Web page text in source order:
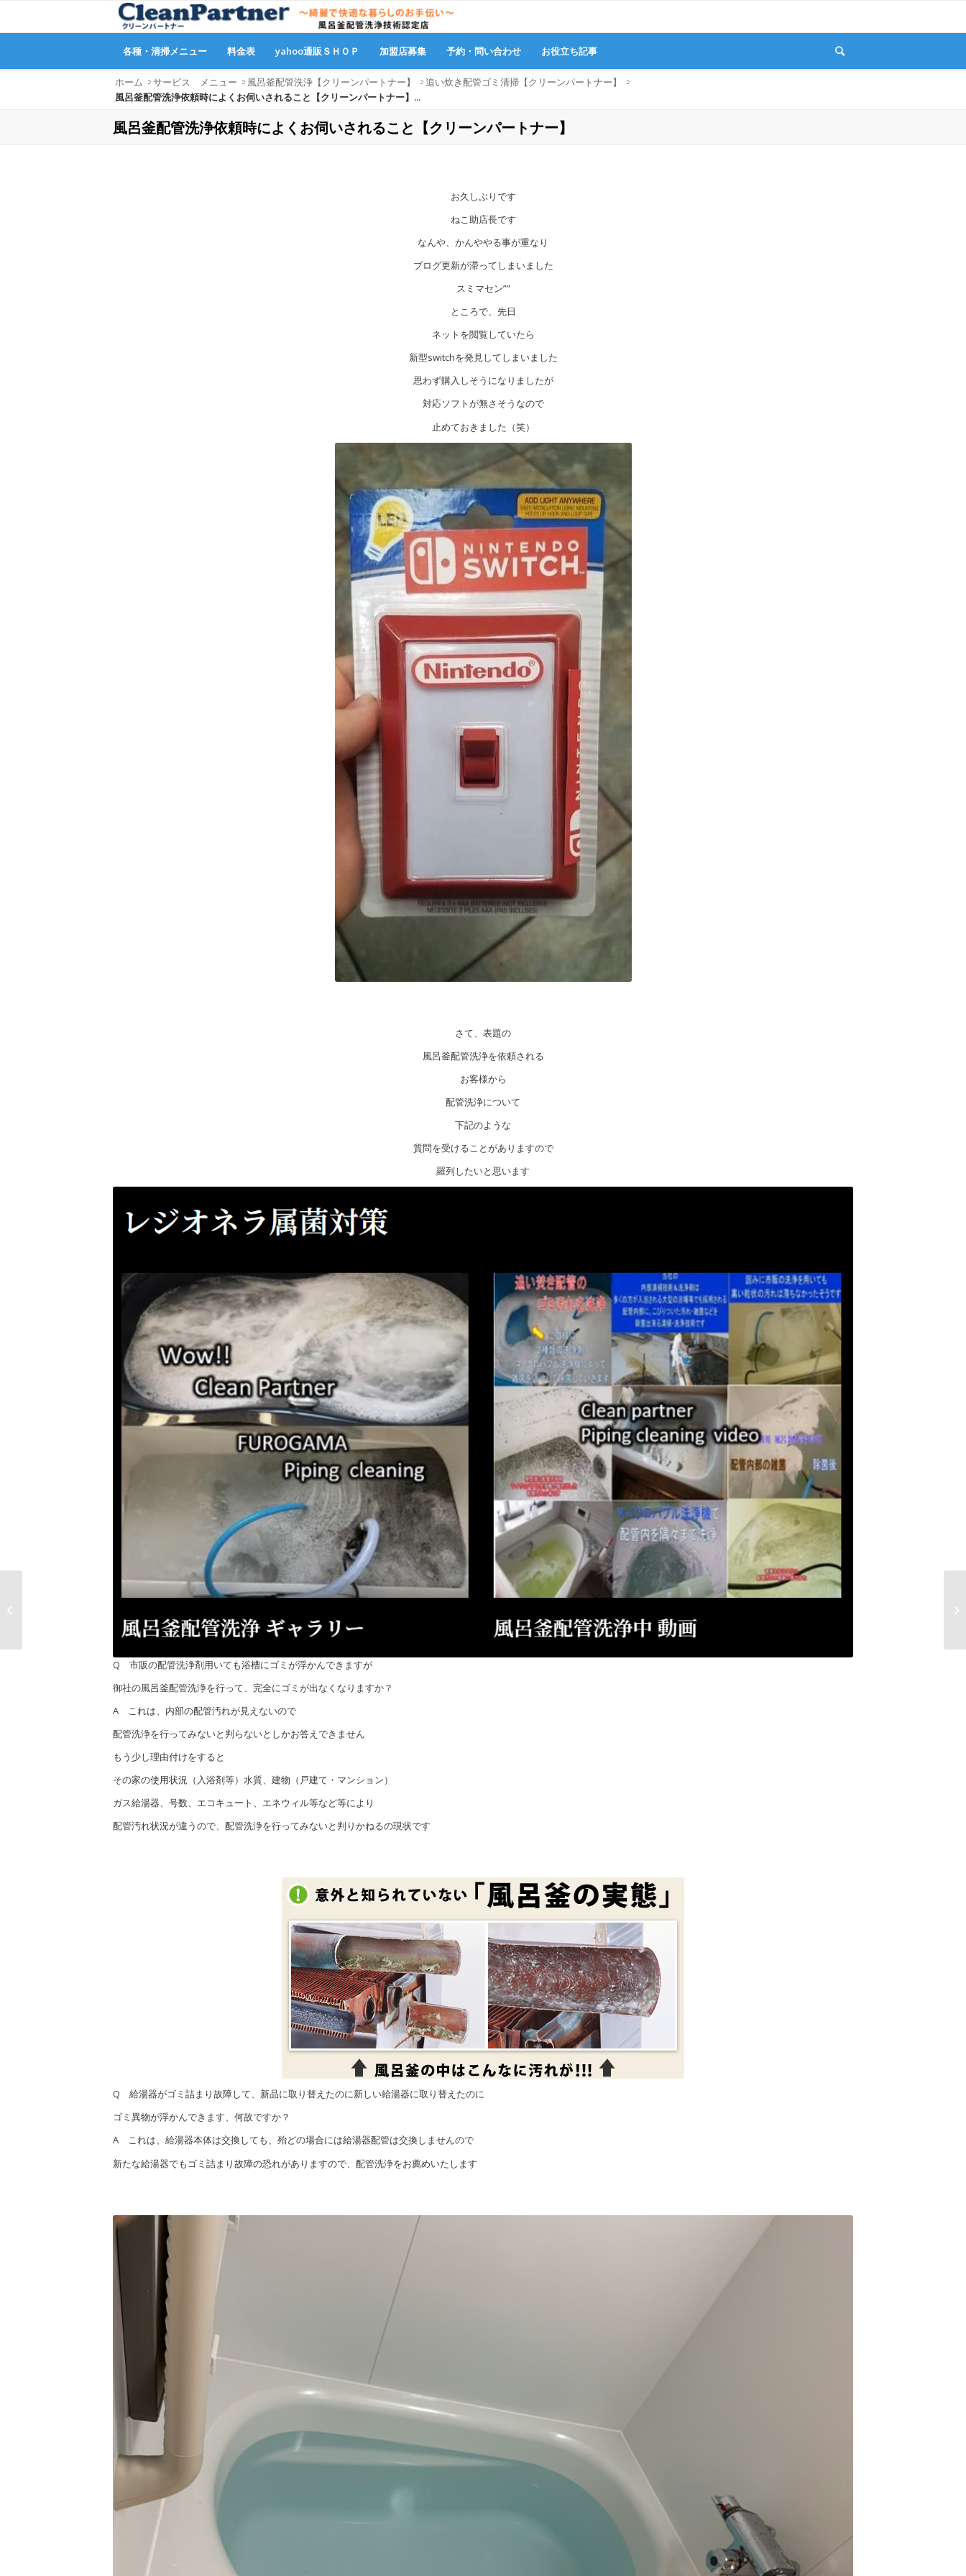
各種・清掃メニュー 料金表 yahoo通販ＳＨＯＰ 加盟店募集 予約・問い合わせ お役立ち記事
ホーム >サービス メニュー > 風呂釜配管洗浄【クリーンパートナー】 >追い炊き配管ゴミ清掃【クリーンパートナー】
>
風呂釜配管洗浄依頼時によくお伺いされること【クリーンパートナー】...
風呂釜配管洗浄依頼時によくお伺いされること【クリーンパートナー】
お久しぶりです
ねこ助店長です
なんや、かんややる事が重なり
ブログ更新が滞ってしまいました
スミマセン””
ところで、先日
ネットを閲覧していたら
新型switchを発見してしまいました
思わず購入しそうになりましたが
対応ソフトが無さそうなので
止めておきました（笑）
さて、表題の
風呂釜配管洗浄を依頼される
お客様から
配管洗浄について
下記のような
質問を受けることがありますので
羅列したいと思います
Q 市販の配管洗浄剤用いても浴槽にゴミが浮かんできますが
御社の風呂釜配管洗浄を行って、完全にゴミが出なくなりますか？
A これは、内部の配管汚れが見えないので
配管洗浄を行ってみないと判らないとしかお答えできません
もう少し理由付けをすると
その家の使用状況（入浴剤等）水質、建物（戸建て・マンション）
ガス給湯器、号数、エコキュート、エネウィル等など等により
配管汚れ状況が違うので、配管洗浄を行ってみないと判りかねるの現状です
Q 給湯器がゴミ詰まり故障して、新品に取り替えたのに新しい給湯器に取り替えたのに
ゴミ異物が浮かんできます、何故ですか？
A これは、給湯器本体は交換しても、殆どの場合には給湯器配管は交換しませんので
新たな給湯器でもゴミ詰まり故障の恐れがありますので、配管洗浄をお薦めいたします